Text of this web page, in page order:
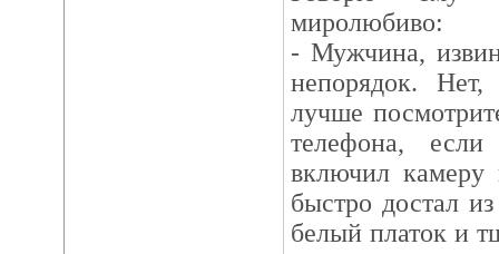
миролюбиво:
- Мужчина,
непорядок.
лучше
телефона,
включил
быстро достал
белый платок и